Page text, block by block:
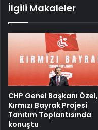
İlgili Makaleler
CHP Genel Başkanı Özel,
Kırmızı Bayrak Projesi
Tanıtım Toplantısında
konuştu